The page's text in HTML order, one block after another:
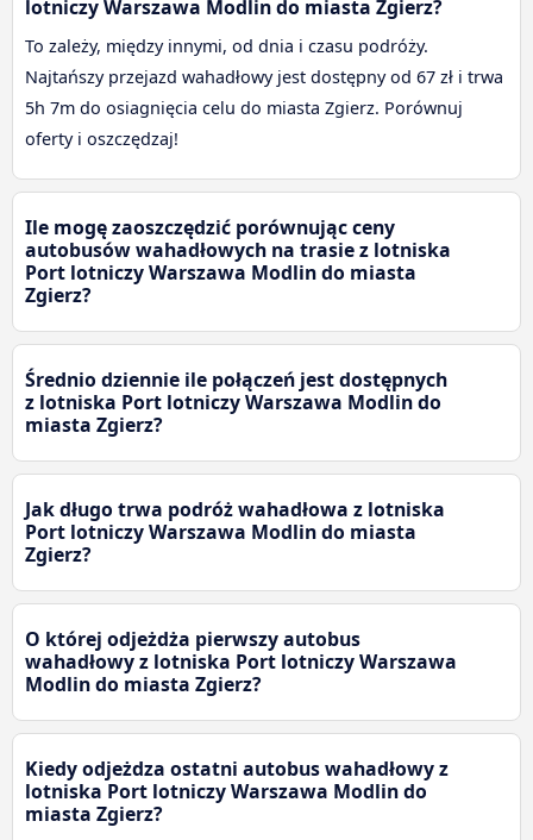
lotniczy Warszawa Modlin do miasta Zgierz?
To zależy, między innymi, od dnia i czasu podróży.
Najtańszy przejazd wahadłowy jest dostępny od 67 zł i trwa
5h 7m do osiagnięcia celu do miasta Zgierz. Porównuj
oferty i oszczędzaj!
Ile mogę zaoszczędzić porównując ceny
autobusów wahadłowych na trasie z lotniska
Port lotniczy Warszawa Modlin do miasta
Zgierz?
Średnio dziennie ile połączeń jest dostępnych
z lotniska Port lotniczy Warszawa Modlin do
miasta Zgierz?
Jak długo trwa podróż wahadłowa z lotniska
Port lotniczy Warszawa Modlin do miasta
Zgierz?
O której odjeżdża pierwszy autobus
wahadłowy z lotniska Port lotniczy Warszawa
Modlin do miasta Zgierz?
Kiedy odjeżdza ostatni autobus wahadłowy z
lotniska Port lotniczy Warszawa Modlin do
miasta Zgierz?